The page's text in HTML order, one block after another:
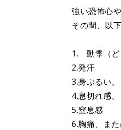
強い恐怖心
その間、以
1. 動悸（ど
2.発汗
3.身ぶるい
4.息切れ感
5.窒息感
6.胸痛、ま